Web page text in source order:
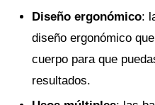
Diseño ergonómico:
diseño ergonómico
cuerpo para que
resultados.